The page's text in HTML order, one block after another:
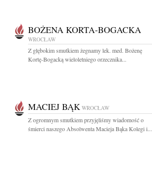
BOŻENA KORTA-BOGACKA
WROCŁAW
Z głębokim smutkiem żegnamy lek. med. Bożenę
Kortę-Bogacką wieloletniego orzecznika...
MACIEJ BĄK WROCŁAW
Z ogromnym smutkiem przyjęliśmy wiadomość o
śmierci naszego Absolwenta Macieja Bąka Kolegi i...